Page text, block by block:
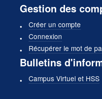
Gestion des
Créer un compte
Connexion
Récupérer le mot de
Bulletins
Campus Virtuel et HSS